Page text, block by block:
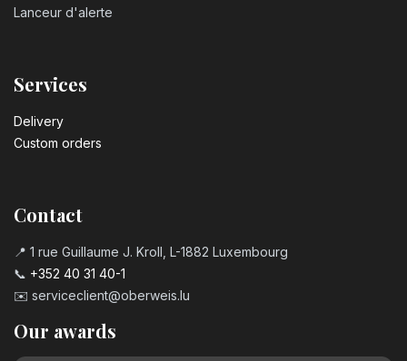
Lanceur d'alerte
Services
Delivery
Custom orders
Contact
📍 1 rue Guillaume J. Kroll, L-1882 Luxembourg
📞 +352 40 31 40-1
✉️ serviceclient@oberweis.lu
Our awards